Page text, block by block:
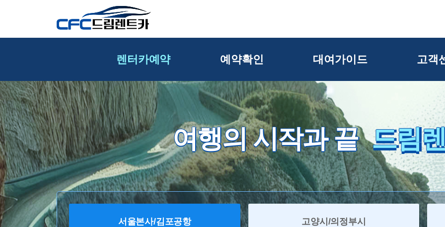
렌터카예약 예약확인 대여가이드 고객
여행의 시작과 끝 드림
서울본사/김포공항 고양시/의정부시